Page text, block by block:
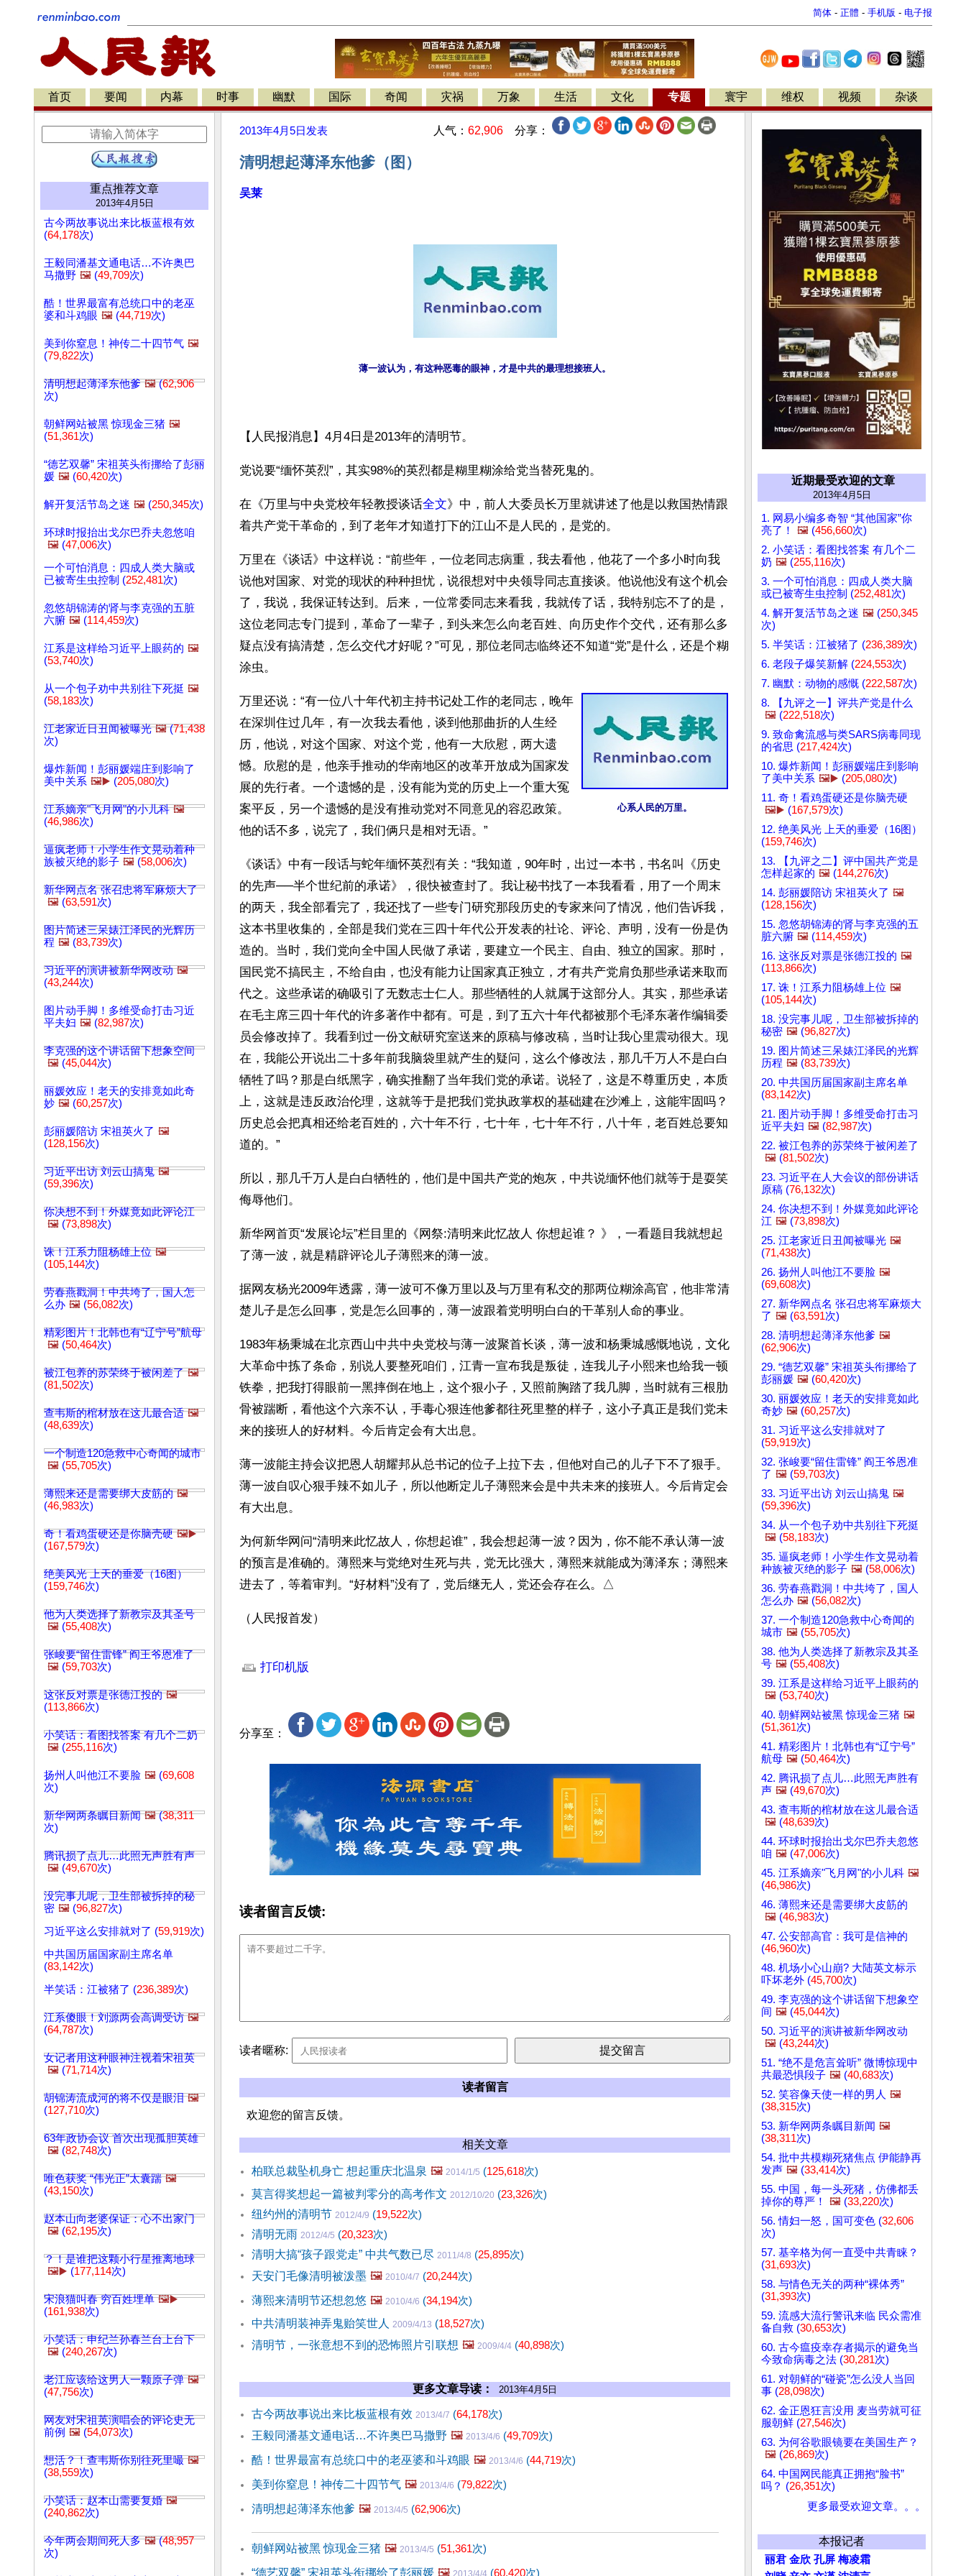
简体 - 正體 - 手机版 - 电子报
首页 要闻 内幕 时事 幽默 国际 奇闻 灾祸 万象 生活 文化 专题 寰宇 维权 视频 杂谈
重点推荐文章
2013年4月5日
古今两故事说出来比板蓝根有效
(64,178次)
王毅同潘基文通电话…不许奥巴
马撒野 🖼️ (49,709次)
酷！世界最富有总统口中的老巫
婆和斗鸡眼 🖼️ (44,719次)
美到你窒息！神传二十四节气 🖼️
(79,822次)
清明想起薄泽东他爹 🖼️(62,906
次)
朝鲜网站被黑 惊现金三猪 🖼️
(51,361次)
“德艺双馨” 宋祖英头衔挪给了彭丽
媛 🖼️ (60,420次)
解开复活节岛之迷 🖼️ (250,345次)
环球时报抬出戈尔巴乔夫忽悠咱
🖼️ (47,006次)
一个可怕消息：四成人类大脑或
已被寄生虫控制 (252,481次)
忽悠胡锦涛的肾与李克强的五脏
六腑 🖼️ (114,459次)
江系是这样给习近平上眼药的 🖼️
(53,740次)
从一个包子劝中共别往下死挺 🖼️
(58,183次)
江老家近日丑闻被曝光 🖼️(71,438
次)
爆炸新闻！彭丽媛端庄到影响了
美中关系 🖼️▶️ (205,080次)
江系嫡亲"飞月网"的小儿科 🖼️
(46,986次)
逼疯老师！小学生作文晃动着种
族被灭绝的影子 🖼️ (58,006次)
新华网点名 张召忠将军麻烦大了
🖼️ (63,591次)
图片简述三呆婊江泽民的光辉历
程 🖼️ (83,739次)
习近平的演讲被新华网改动 🖼️
(43,244次)
图片动手脚！多维受命打击习近
平夫妇 🖼️ (82,987次)
李克强的这个讲话留下想象空间
🖼️ (45,044次)
丽媛效应！老天的安排竟如此奇
妙 🖼️ (60,257次)
彭丽媛陪访 宋祖英火了 🖼️
(128,156次)
习近平出访 刘云山搞鬼 🖼️
(59,396次)
你决想不到！外媒竟如此评论江
🖼️ (73,898次)
诛！江系力阻杨雄上位 🖼️
(105,144次)
劳春燕戳洞！中共垮了，国人怎
么办 🖼️ (56,082次)
精彩图片！北韩也有“辽宁号”航母
🖼️ (50,464次)
被江包养的苏荣终于被闲差了 🖼️
(81,502次)
查韦斯的棺材放在这儿最合适 🖼️
(48,639次)
一个制造120急救中心奇闻的城市
🖼️ (55,705次)
薄熙来还是需要绑大皮筋的 🖼️
(46,983次)
奇！看鸡蛋硬还是你脑壳硬 🖼️▶️
(167,579次)
绝美风光 上天的垂爱（16图）
(159,746次)
他为人类选择了新教宗及其圣号
🖼️ (55,408次)
张峻要“留住雷锋” 阎王爷恩准了
🖼️ (59,703次)
这张反对票是张德江投的 🖼️
(113,866次)
小笑话：看图找答案 有几个二奶
🖼️ (255,116次)
扬州人叫他江不要脸 🖼️ (69,608
次)
新华网两条瞩目新闻 🖼️(38,311
次)
腾讯损了点儿…此照无声胜有声
🖼️ (49,670次)
没完事儿呢，卫生部被拆掉的秘
密 🖼️ (96,827次)
习近平这么安排就对了 (59,919次)
中共国历届国家副主席名单
(83,142次)
半笑话：江被猪了 (236,389次)
江系傻眼！刘源两会高调受访 🖼️
(64,787次)
女记者用这种眼神注视着宋祖英
🖼️ (71,714次)
胡锦涛流成河的将不仅是眼泪 🖼️
(127,710次)
63年政协会议 首次出现孤胆英雄
🖼️ (82,748次)
唯色获奖 “伟光正”太囊踹 🖼️
(43,150次)
赵本山向老婆保证：心不出家门
🖼️ (62,195次)
？！是谁把这颗小行星推离地球
🖼️▶️ (177,114次)
宋浪猫叫春 穷百姓埋单 🖼️▶️
(161,938次)
小笑话：申纪兰孙春兰台上台下
🖼️ (240,267次)
老江应该给这男人一颗原子弹 🖼️
(47,756次)
网友对宋祖英演唱会的评论史无
前例 🖼️ (54,073次)
想活？！查韦斯你别往死里嘬 🖼️
(38,559次)
小笑话：赵本山需要复婚 🖼️
(240,862次)
今年两会期间死人多 🖼️(48,957
次)
2013年4月5日 发表 人气： 62,906 分享：
清明想起薄泽东他爹（图）
吴莱
薄一波认为，有这种恶毒的眼神，才是中共的最理想接班人。
【人民报消息】4月4日是2013年的清明节。
党说要“缅怀英烈”，其实98%的英烈都是糊里糊涂给党当替死鬼的。
在《万里与中央党校年轻教授谈话全文》中，前人大委员长万里就讲述了他是以救国热情跟
着共产党干革命的，到了老年才知道打下的江山不是人民的，是党的。
万里在《谈话》中这样说：“前些年，一位老同志病重，我去看他，他花了一个多小时向我
说他对国家、对党的现状的种种担忧，说很想对中央领导同志直接谈。他说他没有这个机会
了，我说，我保证转达到。后来，一位常委同志来看我，我就传了话，我特别忘不了的是，
这位老同志专门提到，革命了一辈子，到头来怎么向老百姓、向历史作个交代，还有那么多
疑点没有搞清楚，怎么交代才好呢？”可见，那位老同志临终还不知道“党”是什么，还是个糊
涂虫。
心系人民的万里。
万里还说：“有一位八十年代初主持书记处工作的老同志，晚年
在深圳住过几年，有一次我去看他，谈到他那曲折的人生经
历，他说，对这个国家、对这个党，他有一大欣慰，两大遗
憾。欣慰的是，他亲手推动的华南地区的改革开放成为国家发
展的先行者。一个遗憾的是，没有能为党的历史上一个重大冤
案平反，另一个遗憾的是没有推动党对不同意见的容忍政策。
他的话不多，说完了，我们俩只是相对无语。”
《谈话》中有一段话与蛇年缅怀英烈有关：“我知道，90年时，出过一本书，书名叫《历史
的先声──半个世纪前的承诺》，很快被查封了。我让秘书找了一本我看看，用了一个周末
的两天，我全部看完了，我还找了一些专门研究那段历史的专家来问了情况，他们告诉我，
这本书里收集的，全部是我们党在三四十年代公开发表的社论、评论、声明，没有一份是伪
造的。当时，我们党向全中国人民做了承诺，要建立一个民主、自由、独立的国家。那时，
国民党不搞民主，不给自由，也没有能力让国家真正独立，才有共产党肩负那些承诺来取而
代之。这些承诺的确吸引了无数志士仁人。那些牺牲的人就属于这部分人。其实，那些承诺
在毛主席三四十年代的许多著作中都有。可是，到了五六十年代都被那个毛泽东著作编辑委
员会修改掉了。我看到过一份文献研究室送来的原稿与修改稿，当时让我心里震动很大。现
在，我能公开说出二十多年前我脑袋里就产生的疑问，这么个修改法，那几千万人不是白白
牺牲了吗？那是白纸黑字，确实推翻了当年我们党的承诺。说轻了，这是不尊重历史，本质
上，这就是违反政治伦理，这就等于是把我们党执政掌权的基础建在沙滩上，这能牢固吗？
历史总会把真相还给老百姓的，六十年不行，七十年，七十年不行，八十年，老百姓总要知
道的。”
所以，那几千万人是白白牺牲的，他们是中国共产党的炮灰，中共说缅怀他们就等于是耍笑
侮辱他们。
新华网首页“发展论坛”栏目里的《网祭:清明来此忆故人 你想起谁？ 》，一看题目我就想起
了薄一波，就是精辟评论儿子薄熙来的薄一波。
据网友杨光2009年透露，薄一波可不像万里以及与万里有私交的那两位糊涂高官，他非常清
楚儿子是怎么回事，党是怎么回事的，薄一波跟着党明明白白的干革别人命的事业。
1983年杨秉城在北京西山中共中央党校与薄一波聚首长谈，薄一波和杨秉城感慨地说，文化
大革命中拣了条命，别说人要整死咱们，江青一宣布我是叛徒，连我儿子小熙来也给我一顿
铁拳，把我打得眼前一黑摔倒在地上，这个狠小子，又照前胸踏了我几脚，当时就有三根肋
骨被踹断，看他这个六亲不认，手毒心狠连他爹都往死里整的样子，这小子真正是我们党未
来的接班人的好材料。今后肯定会有大出息。
薄一波能主持会议把恩人胡耀邦从总书记的位子上拉下去，但他对自己的儿子下不了狠手。
薄一波自叹心狠手辣不如儿子，所以他断定儿子薄熙来会是中共未来的接班人。今后肯定会
有大出息。
为何新华网问“清明来此忆故人，你想起谁”，我会想起薄一波？因为，你不能不承认薄一波
的预言是准确的。薄熙来与党绝对生死与共，党无比强大，薄熙来就能成为薄泽东；薄熙来
进去了，等着审判。“好材料”没有了，党后继无人，党还会存在么。△
（人民报首发）
打印机版
分享至：
读者留言反馈:
读者暱称:
读者留言
欢迎您的留言反馈。
相关文章
柏联总裁坠机身亡 想起重庆北温泉 🖼️ 2014/1/5 (125,618次)
莫言得奖想起一篇被判零分的高考作文 2012/10/20 (23,326次)
纽约州的清明节 2012/4/9 (19,522次)
清明无雨 2012/4/5 (20,323次)
清明大搞“孩子跟党走” 中共气数已尽 2011/4/8 (25,895次)
天安门毛像清明被泼墨 🖼️ 2010/4/7 (20,244次)
薄熙来清明节还想忽悠 🖼️ 2010/4/6 (34,194次)
中共清明装神弄鬼贻笑世人 2009/4/13 (18,527次)
清明节，一张意想不到的恐怖照片引联想 🖼️ 2009/4/4 (40,898次)
更多文章导读： 2013年4月5日
古今两故事说出来比板蓝根有效 2013/4/7 (64,178次)
王毅同潘基文通电话…不许奥巴马撒野 🖼️ 2013/4/6 (49,709次)
酷！世界最富有总统口中的老巫婆和斗鸡眼 🖼️ 2013/4/6 (44,719次)
美到你窒息！神传二十四节气 🖼️ 2013/4/6 (79,822次)
清明想起薄泽东他爹 🖼️ 2013/4/5 (62,906次)
朝鲜网站被黑 惊现金三猪 🖼️ 2013/4/5 (51,361次)
“德艺双馨” 宋祖英头衔挪给了彭丽媛 🖼️ 2013/4/4 (60,420次)
近期最受欢迎的文章
2013年4月5日
1. 网易小编多奇智 “其他国家”你
亮了！
🖼️ (456,660次)
2. 小笑话：看图找答案 有几个二
奶 🖼️ (255,116次)
3. 一个可怕消息：四成人类大脑
或已被寄生虫控制 (252,481次)
4. 解开复活节岛之迷 🖼️ (250,345
次)
5. 半笑话：江被猪了 (236,389次)
6. 老段子爆笑新解 (224,553次)
7. 幽默：动物的感慨 (222,587次)
8. 【九评之一】评共产党是什么
🖼️ (222,518次)
9. 致命禽流感与类SARS病毒同现
的省思 (217,424次)
10. 爆炸新闻！彭丽媛端庄到影响
了美中关系 🖼️▶️ (205,080次)
11. 奇！看鸡蛋硬还是你脑壳硬
🖼️▶️ (167,579次)
12. 绝美风光 上天的垂爱（16图）
(159,746次)
13. 【九评之二】评中国共产党是
怎样起家的 🖼️ (144,276次)
14. 彭丽媛陪访 宋祖英火了 🖼️
(128,156次)
15. 忽悠胡锦涛的肾与李克强的五
脏六腑 🖼️ (114,459次)
16. 这张反对票是张德江投的 🖼️
(113,866次)
17. 诛！江系力阻杨雄上位 🖼️
(105,144次)
18. 没完事儿呢，卫生部被拆掉的
秘密 🖼️ (96,827次)
19. 图片简述三呆婊江泽民的光辉
历程 🖼️ (83,739次)
20. 中共国历届国家副主席名单
(83,142次)
21. 图片动手脚！多维受命打击习
近平夫妇 🖼️ (82,987次)
22. 被江包养的苏荣终于被闲差了
🖼️ (81,502次)
23. 习近平在人大会议的部份讲话
原稿 (76,132次)
24. 你决想不到！外媒竟如此评论
江 🖼️ (73,898次)
25. 江老家近日丑闻被曝光 🖼️
(71,438次)
26. 扬州人叫他江不要脸 🖼️
(69,608次)
27. 新华网点名 张召忠将军麻烦大
了 🖼️ (63,591次)
28. 清明想起薄泽东他爹 🖼️
(62,906次)
29. “德艺双馨” 宋祖英头衔挪给了
彭丽媛 🖼️ (60,420次)
30. 丽媛效应！老天的安排竟如此
奇妙 🖼️ (60,257次)
31. 习近平这么安排就对了
(59,919次)
32. 张峻要“留住雷锋” 阎王爷恩准
了 🖼️ (59,703次)
33. 习近平出访 刘云山搞鬼 🖼️
(59,396次)
34. 从一个包子劝中共别往下死挺
🖼️ (58,183次)
35. 逼疯老师！小学生作文晃动着
种族被灭绝的影子 🖼️ (58,006次)
36. 劳春燕戳洞！中共垮了，国人
怎么办 🖼️ (56,082次)
37. 一个制造120急救中心奇闻的
城市 🖼️ (55,705次)
38. 他为人类选择了新教宗及其圣
号 🖼️ (55,408次)
39. 江系是这样给习近平上眼药的
🖼️ (53,740次)
40. 朝鲜网站被黑 惊现金三猪 🖼️
(51,361次)
41. 精彩图片！北韩也有“辽宁号”
航母 🖼️ (50,464次)
42. 腾讯损了点儿…此照无声胜有
声 🖼️ (49,670次)
43. 查韦斯的棺材放在这儿最合适
🖼️ (48,639次)
44. 环球时报抬出戈尔巴乔夫忽悠
咱 🖼️ (47,006次)
45. 江系嫡亲"飞月网"的小儿科 🖼️
(46,986次)
46. 薄熙来还是需要绑大皮筋的
🖼️ (46,983次)
47. 公安部高官：我可是信神的
(46,960次)
48. 机场小心山崩? 大陆英文标示
吓坏老外 (45,700次)
49. 李克强的这个讲话留下想象空
间 🖼️ (45,044次)
50. 习近平的演讲被新华网改动
🖼️ (43,244次)
51. “绝不是危言耸听” 微博惊现中
共最恐惧段子 🖼️ (40,683次)
52. 笑容像天使一样的男人 🖼️
(38,315次)
53. 新华网两条瞩目新闻 🖼️
(38,311次)
54. 批中共模糊死猪焦点 伊能静再
发声 🖼️ (33,414次)
55. 中国，每一头死猪，仿佛都丢
掉你的尊严！
🖼️ (33,220次)
56. 情妇一怒，国可变色 (32,606
次)
57. 基辛格为何一直受中共青睐？
(31,693次)
58. 与情色无关的两种“裸体秀”
(31,393次)
59. 流感大流行警讯来临 民众需准
备自救 (30,653次)
60. 古今瘟疫幸存者揭示的避免当
今致命病毒之法 (30,281次)
61. 对朝鲜的“碰瓷”怎么没人当回
事 (28,098次)
62. 金正恩狂言没用 麦当劳就可征
服朝鲜 (27,546次)
63. 为何谷歌眼镜要在美国生产？
🖼️ (26,869次)
64. 中国网民能真正拥抱“脸书”
吗？ (26,351次)
更多最受欢迎文章。。。
本报记者
丽君 金欣 孔屏 梅凌霜